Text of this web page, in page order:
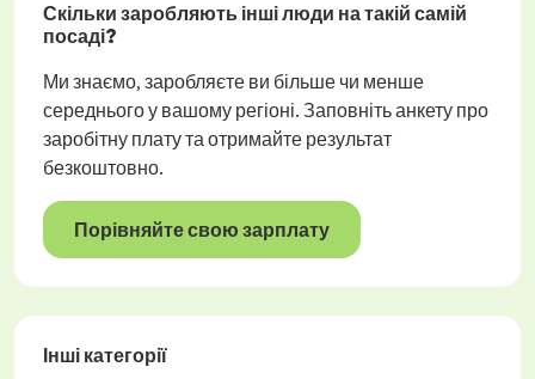
Скільки заробляють інші люди на такій самій
посаді?
Ми знаємо, заробляєте ви більше чи менше
середнього у вашому регіоні. Заповніть анкету про
заробітну плату та отримайте результат
безкоштовно.
Порівняйте свою зарплату
Інші категорії